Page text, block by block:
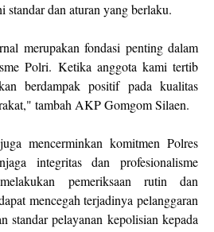
standar dan aturan yang berlaku.
merupakan fondasi penting dalam
Polri. Ketika anggota kami tertib
berdampak positif pada kualitas
tambah AKP Gomgom Silaen.
mencerminkan komitmen Polres
integritas dan profesionalisme
pemeriksaan rutin dan
mencegah terjadinya pelanggaran
standar pelayanan kepolisian kepada